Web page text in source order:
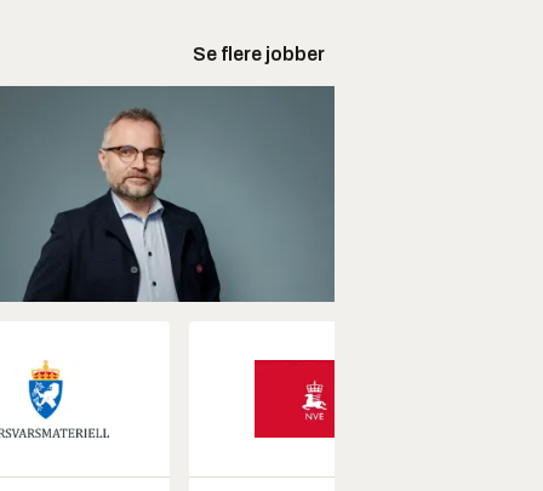
Se flere jobber